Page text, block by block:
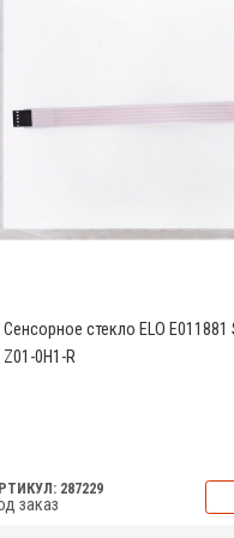
Сенсорное стекло ELO E011881
Z01-0H1-R
287229
заказ